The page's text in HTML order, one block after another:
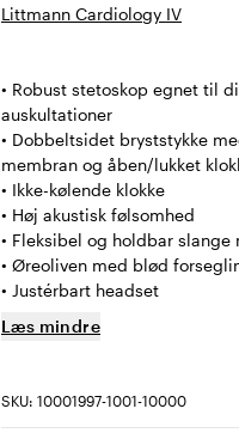
Littmann Cardiology IV
• Robust stetoskop egnet til
auskultationer
• Dobbeltsidet bryststykke
membran og åben/lukket
• Ikke-kølende klokke
• Høj akustisk følsomhed
• Fleksibel og holdbar slange
• Øreoliven med blød
• Justérbart headset
Læs mindre
SKU: 10001997-1001-10000